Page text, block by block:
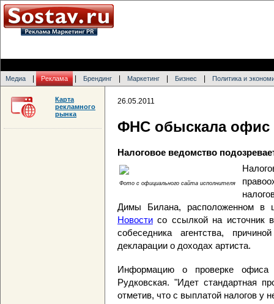
Медиа Реклама Брендинг Маркетинг Бизнес Политика и
26.05.2011
ФНС обыскала
Налоговое ведомство
Фото с официального сайта исполнителя
Димы Билана, расположенном
Новости со ссылкой на источник
собеседника агентства,
декларации о доходах артиста.
Информацию о проверке офиса
Рудковская. "Идет стандартная
отметив, что с выплатой налогов у
Карта
рекламного
рынка